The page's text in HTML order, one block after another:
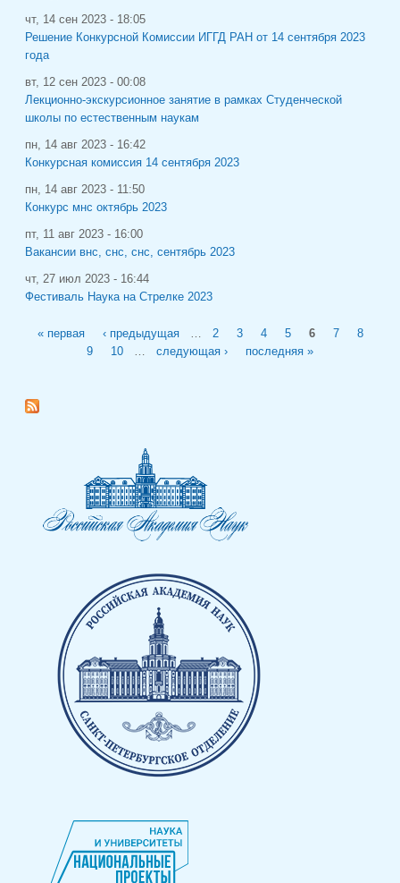
чт, 14 сен 2023 - 18:05
Решение Конкурсной Комиссии ИГГД РАН от 14 сентября 2023
года
вт, 12 сен 2023 - 00:08
Лекционно-экскурсионное занятие в рамках Студенческой
школы по естественным наукам
пн, 14 авг 2023 - 16:42
Конкурсная комиссия 14 сентября 2023
пн, 14 авг 2023 - 11:50
Конкурс мнс октябрь 2023
пт, 11 авг 2023 - 16:00
Вакансии внс, снс, снс, сентябрь 2023
чт, 27 июл 2023 - 16:44
Фестиваль Наука на Стрелке 2023
« первая ‹ предыдущая 2 3 4 5 6 7
8
9
10 следующая › последняя »